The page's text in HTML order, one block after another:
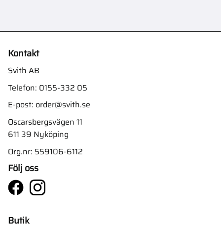
Kontakt
Svith AB
Telefon: 0155-332 05
E-post: order@svith.se
Oscarsbergsvägen 11
611 39 Nyköping
Org.nr: 559106-6112
Följ oss
Butik